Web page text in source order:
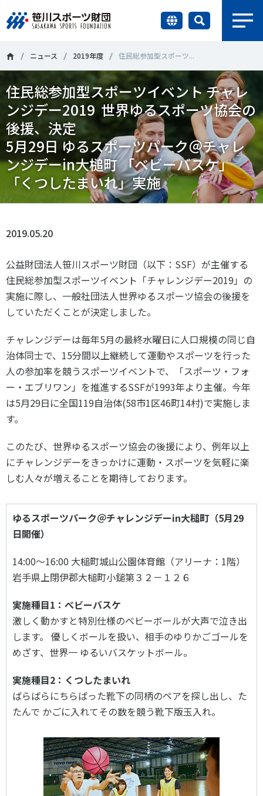
財団情報
研究員紹介
調査・研究
社会づくり
国際情報
お問い合わせ・お申し込み
メールマガジン
「SSFニュース」
アクセス
個人情報保護方針
ソーシャルメディア運営方針
＃誰が子どものスポーツをささえるのか ＃部活動
＃アクティブなまちづくり ＃日本人の身体活動と健康寿命
＃障害者スポーツ ＃スポーツ基本計画 ＃競技人口
＃高齢者スポーツ ＃差別とダイバーシティ
スポーツライフ・データ
スポーツ白書
政策提言
障害者スポーツ
スポーツによるまちづくり
スポーツ・ガバナンス
スポーツボランティア
社会づくり
自治体との連携
各教育機関との連携
【動画】スポーツでアクティブなまちづくり
知る学ぶ
SPORT POLICY INCUBATOR ―スポーツ政策の『卵』 ―
スポーツ 歴史の検証
スポーツ辞典
ニュース 2019年度 住民総参加型スポーツ...
住民総参加型スポーツイベント チャレ
ンジデー2019 世界ゆるスポーツ協会の
後援、決定
5月29日 ゆるスポーツパーク＠チャレ
ンジデーin大槌町 「ベビーバスケ」
「くつしたまいれ」実施
2019.05.20
公益財団法人笹川スポーツ財団（以下：SSF）が主催する
住民総参加型スポーツイベント「チャレンジデー2019」の
実施に際し、一般社団法人世界ゆるスポーツ協会の後援を
していただくことが決定しました。
チャレンジデーは毎年5月の最終水曜日に人口規模の同じ自
治体同士で、15分間以上継続して運動やスポーツを行った
人の参加率を競うスポーツイベントで、「スポーツ・フォ
ー・エブリワン」を推進するSSFが1993年より主催。今年
は5月29日に全国119自治体(58市1区46町14村)で実施しま
す。
このたび、世界ゆるスポーツ協会の後援により、例年以上
にチャレンジデーをきっかけに運動・スポーツを気軽に楽
しむ人々が増えることを期待しております。
ゆるスポーツパーク＠チャレンジデーin大槌町（5月29
日開催）
14:00～16:00 大槌町城山公園体育館（アリーナ：1階）
岩手県上閉伊郡大槌町小鎚第３２－１２６
実施種目1：べビーバスケ
激しく動かすと特別仕様のベビーボールが大声で泣き出
します。 優しくボールを扱い、相手のゆりかごゴールを
めざす、世界一 ゆるいバスケットボール。
実施種目2：くつしたまいれ
ばらばらにちらばった靴下の同柄のペアを探し出し、た
たんで かごに入れてその数を競う靴下版玉入れ。